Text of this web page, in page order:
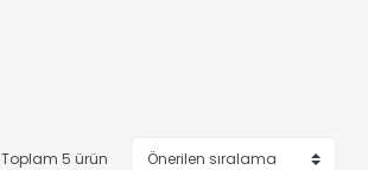
Toplam 5 ürün